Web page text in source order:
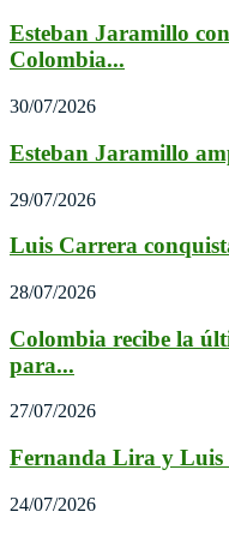
Esteban Jaramillo
Colombia...
30/07/2026
Esteban Jaramillo
29/07/2026
Luis Carrera
28/07/2026
Colombia recibe la
para...
27/07/2026
Fernanda Lira y Luis
24/07/2026